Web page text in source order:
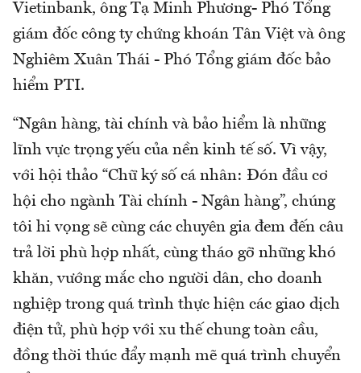
Vietinbank, ông Tạ Minh Phương- Phó Tổng
giám đốc công ty chứng khoán Tân Việt và ông
Nghiêm Xuân Thái - Phó Tổng giám đốc bảo
hiểm PTI.
“Ngân hàng, tài chính và bảo hiểm là những
lĩnh vực trọng yếu của nền kinh tế số. Vì vậy,
với hội thảo “Chữ ký số cá nhân: Đón đầu cơ
hội cho ngành Tài chính - Ngân hàng”, chúng
tôi hi vọng sẽ cùng các chuyên gia đem đến câu
trả lời phù hợp nhất, cùng tháo gỡ những khó
khăn, vướng mắc cho người dân, cho doanh
nghiệp trong quá trình thực hiện các giao dịch
điện tử, phù hợp với xu thế chung toàn cầu,
đồng thời thúc đẩy mạnh mẽ quá trình chuyển